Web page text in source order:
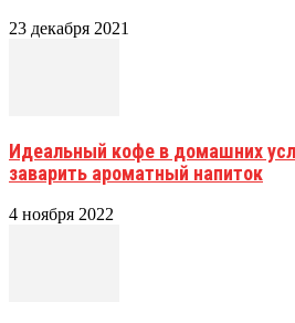
23 декабря 2021
Идеальный кофе в домашних
заварить ароматный напиток
4 ноября 2022